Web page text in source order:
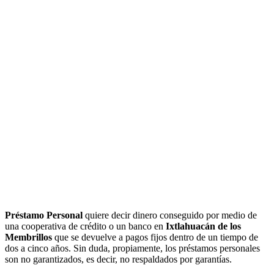
Préstamo Personal quiere decir dinero conseguido por medio de
una cooperativa de crédito o un banco en Ixtlahuacán de los
Membrillos que se devuelve a pagos fijos dentro de un tiempo de
dos a cinco años. Sin duda, propiamente, los préstamos personales
son no garantizados, es decir, no respaldados por garantías.